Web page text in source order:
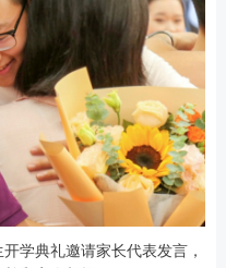
学典礼邀请家长代表发言，